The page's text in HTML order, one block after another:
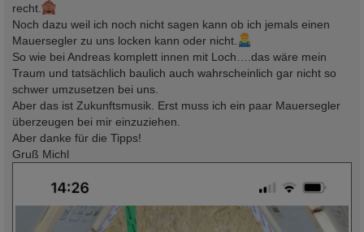
recht.
Noch dazu weil ich noch nicht sagen kann ob ich jemals einen
Mauersegler zu uns locken kann oder nicht.
So wie bei Andreas komplett innen mit Loch….das wäre mein
Traum und tatsächlich baulich auch wahrscheinlich gar nicht so
schwer umzusetzen bei uns.
Aber das ist Zukunftsmusik. Erst muss ich ein paar Mauersegler
überzeugen bei mir einzuziehen.
Aber danke für die Tipps!
Gruß Michl